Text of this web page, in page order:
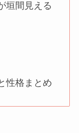
垣間見える
性格まとめ